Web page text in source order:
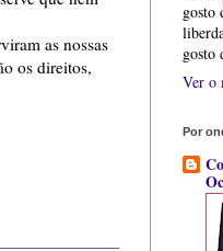
as nossas
os direitos,
gosto
gosto
Ver o
Por